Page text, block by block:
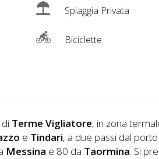
Spiaggia Privata
Biciclette
Terme Vigliatore, in zona
e Tindari, a due passi dal porto
Messina e 80 da Taormina. Si